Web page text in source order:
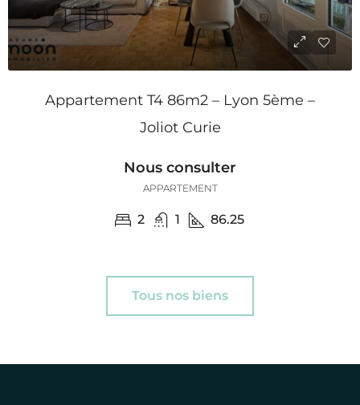
Appartement T4 86m2 – Lyon 5ème –
Joliot Curie
Nous consulter
APPARTEMENT
2 1 86.25
Tous nos biens